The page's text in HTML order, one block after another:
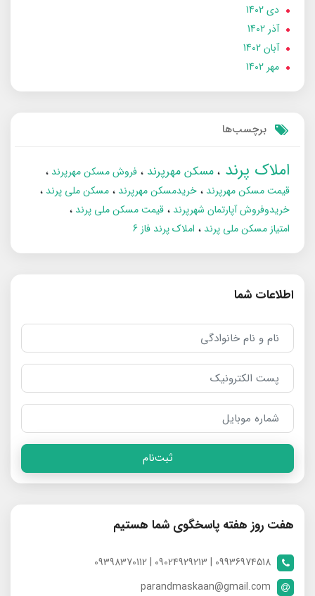
دی 1402
آذر 1402
آبان 1402
مهر 1402
برچسب‌ها
املاک پرند مسکن مهرپرند
فروش مسکن مهرپرند
قیمت مسکن مهرپرند
خریدمسکن مهرپرند
مسکن ملی پرند
خریدوفروش آپارتمان شهرپرند
قیمت مسکن ملی پرند
امتیاز مسکن ملی پرند
املاک پرند فاز 6
اطلاعات شما
ثبت‌نام
هفت روز هفته پاسخگوی شما هستیم
09936974518 | 09024929213 | 09398370112
parandmaskaan@gmail.com